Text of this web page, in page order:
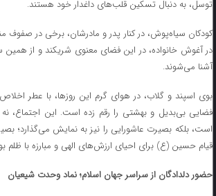
توسل، به دنبال تسکین قلب‌های داغدار خود هستند.
کودکان سیاه‌پوش، در کنار پدر و مادرشان، برخی در صفوف
در آغوش خانواده، در این فضای معنوی شریکند و از همین
آشنا می‌شوند.
بوی اسپند و گلاب، در هوای گرم این روزها، با عطر اخلاص
فضایی بی‌بدیل و بهشتی را رقم زده است. این اجتماع،
است، بلکه بصیرت عاشورایی را نیز به نمایش می‌گذارد؛
قیام حسین (ع) برای احیای ارزش‌های الهی و مبارزه با ظلم
حضور دلدادگان از سراسر جهان اسلام؛ نماد وحدت شیعیان